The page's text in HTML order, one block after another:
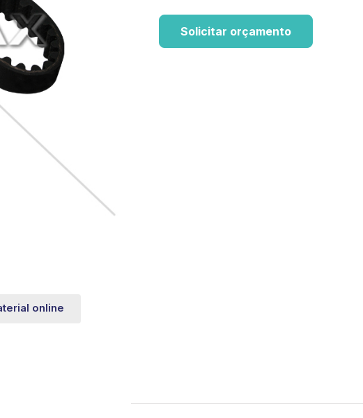
online
Solicitar orçamento